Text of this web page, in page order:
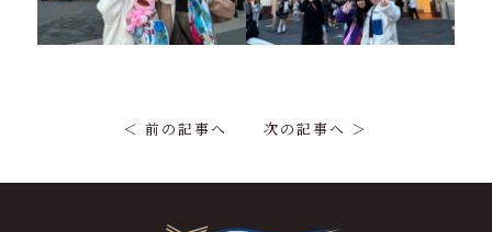
＜ 前の記事へ 次の記事へ ＞